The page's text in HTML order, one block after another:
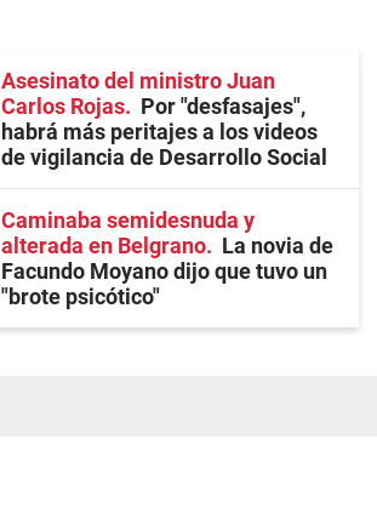
Asesinato del ministro Juan
Carlos Rojas
Por "desfasajes",
habrá más peritajes a los videos
de vigilancia de Desarrollo Social
Caminaba semidesnuda y
alterada en Belgrano
La novia de
Facundo Moyano dijo que tuvo un
"brote psicótico"